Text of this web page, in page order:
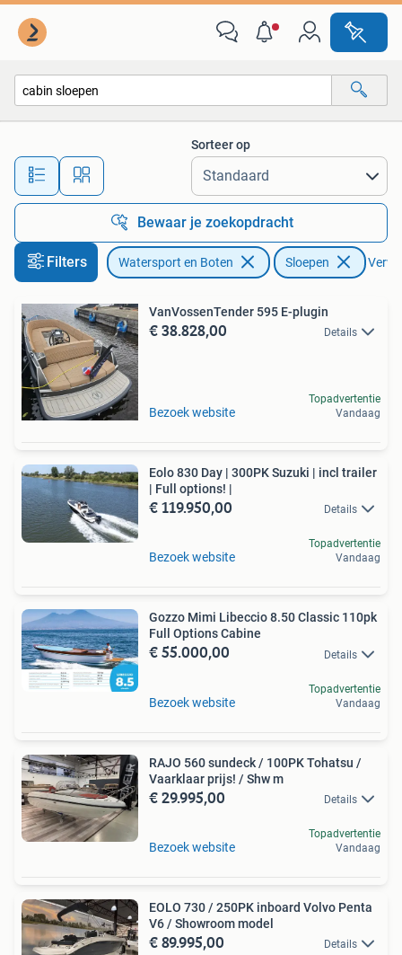
Alle afstanden…
Sorteer op
Bewaar je zoekopdracht
Filters Watersport en Boten Sloepen
VanVossenTender 595 E-plugin
€ 38.828,00 Details
Bezoek website
Topadvertentie
Vandaag
Eolo 830 Day | 300PK Suzuki | incl trailer
| Full options! |
€ 119.950,00 Details
Bezoek website
Topadvertentie
Vandaag
Gozzo Mimi Libeccio 8.50 Classic 110pk
Full Options Cabine
€ 55.000,00 Details
Bezoek website
Topadvertentie
Vandaag
RAJO 560 sundeck / 100PK Tohatsu /
Vaarklaar prijs! / Shw m
€ 29.995,00 Details
Bezoek website
Topadvertentie
Vandaag
EOLO 730 / 250PK inboard Volvo Penta
V6 / Showroom model
€ 89.995,00 Details